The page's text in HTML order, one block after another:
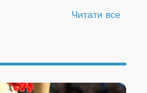
Читати все